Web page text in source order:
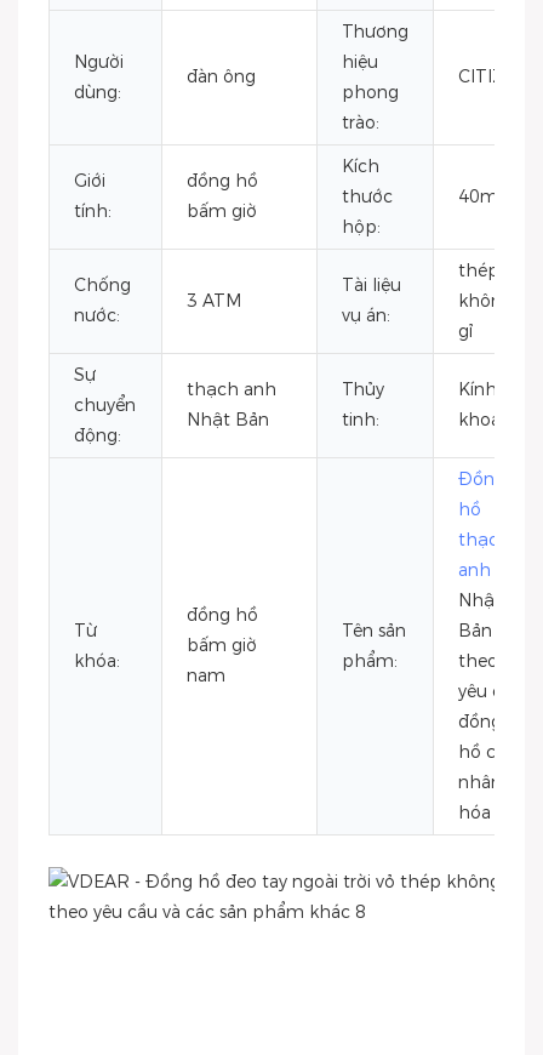
Người
dùng:
đàn ông
Thương
hiệu
phong
trào:
CITIZEN
Giới
tính:
đồng hồ
bấm giờ
Kích
thước
hộp:
40mm
Chống
nước:
3 ATM
Tài liệu
vụ án:
thép
không
gỉ
Sự
chuyển
động:
thạch anh
Nhật Bản
Thủy
tinh:
Kính
khoáng
Từ
khóa:
đồng hồ
bấm giờ
nam
Tên sản
phẩm:
Đồng
hồ
thạch
anh
Nhật
Bản
theo
yêu cầu,
đồng
hồ cá
nhân
hóa